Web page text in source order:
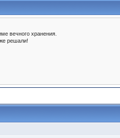
вечного хранения.
решали!